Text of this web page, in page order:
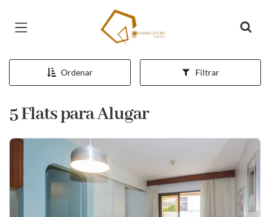
Página inicial
Ordenar Filtrar
5 Flats para Alugar